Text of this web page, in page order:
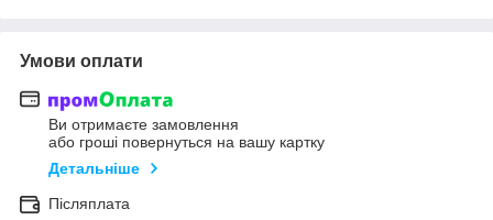
Умови оплати
Ви отримаєте замовлення
або гроші повернуться на вашу картку
Детальніше
Післяплата